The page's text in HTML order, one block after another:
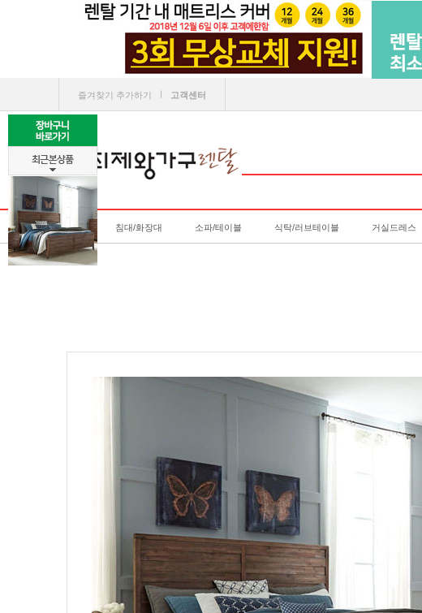
즐겨찾기 추가하기 ㅣ 고객센터
침대/화장대 소파/테이블 식탁/러브테이블 거실드레스